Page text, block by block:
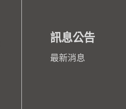
訊息公告
最新消息